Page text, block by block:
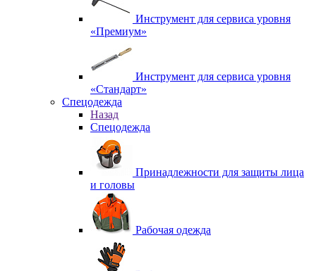
Инструмент для сервиса уровня
«Премиум»
Инструмент для сервиса уровня
«Стандарт»
Спецодежда
Назад
Спецодежда
Принадлежности для защиты лица
и головы
Рабочая одежда